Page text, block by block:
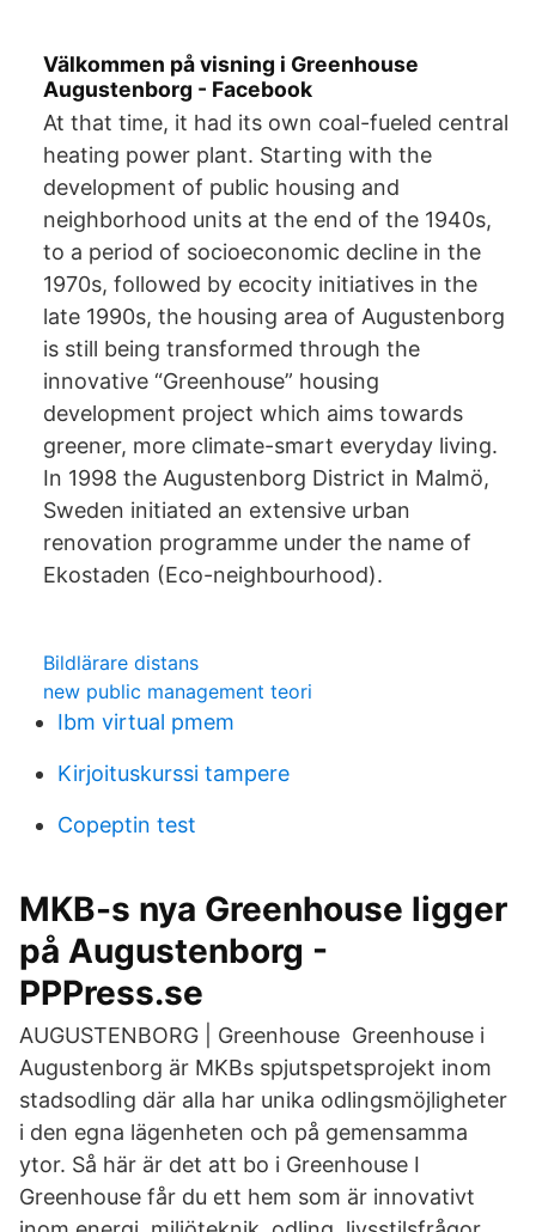
Välkommen på visning i Greenhouse
Augustenborg - Facebook
At that time, it had its own coal-fueled central
heating power plant. Starting with the
development of public housing and
neighborhood units at the end of the 1940s,
to a period of socioeconomic decline in the
1970s, followed by ecocity initiatives in the
late 1990s, the housing area of Augustenborg
is still being transformed through the
innovative “Greenhouse” housing
development project which aims towards
greener, more climate-smart everyday living.
In 1998 the Augustenborg District in Malmö,
Sweden initiated an extensive urban
renovation programme under the name of
Ekostaden (Eco-neighbourhood).
Bildlärare distans
new public management teori
Ibm virtual pmem
Kirjoituskurssi tampere
Copeptin test
MKB-s nya Greenhouse ligger
på Augustenborg -
PPPress.se
AUGUSTENBORG | Greenhouse Greenhouse i
Augustenborg är MKBs spjutspetsprojekt inom
stadsodling där alla har unika odlingsmöjligheter
i den egna lägenheten och på gemensamma
ytor. Så här är det att bo i Greenhouse I
Greenhouse får du ett hem som är innovativt